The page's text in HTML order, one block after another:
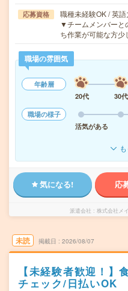
応募資格
職種未経験OK / 英
▼チームメンバーと
ち作業が可能な方
職場の雰囲気
年齢層
20代
30代
職場の様子
活気がある
気になる! 応
派遣会社 株式会社メ
未読 掲載日 2026/08/07
【未経験者歓迎！】
チェック/日払いOK